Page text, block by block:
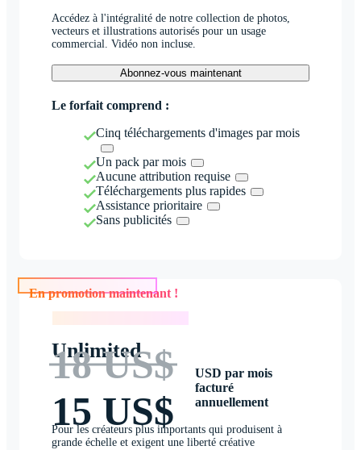
Accédez à l'intégralité de notre collection de photos,
vecteurs et illustrations autorisés pour un usage
commercial. Vidéo non incluse.
Abonnez-vous maintenant
Le forfait comprend :
Cinq téléchargements d'images par mois
Un pack par mois
Aucune attribution requise
Téléchargements plus rapides
Assistance prioritaire
Sans publicités
En promotion maintenant !
Unlimited
18 US$
15 US$
USD par mois
facturé
annuellement
Pour les créateurs plus importants qui produisent à
grande échelle et exigent une liberté créative